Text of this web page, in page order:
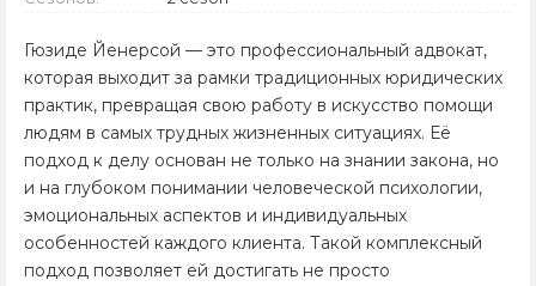
Гюзиде Йенерсой — это профессиональный адвокат,
которая выходит за рамки традиционных юридических
практик, превращая свою работу в искусство помощи
людям в самых трудных жизненных ситуациях. Её
подход к делу основан не только на знании закона, но
и на глубоком понимании человеческой психологии,
эмоциональных аспектов и индивидуальных
особенностей каждого клиента. Такой комплексный
подход позволяет ей достигать не просто